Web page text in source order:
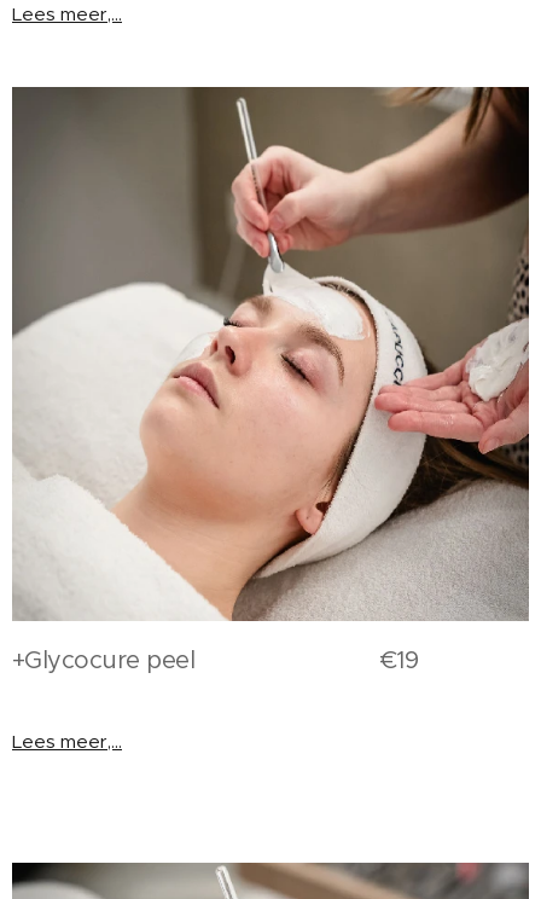
Lees meer,...
+Glycocure peel €19
Lees meer,...